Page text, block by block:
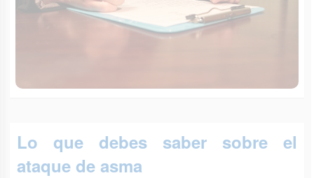
Lo que debes saber sobre el
ataque de asma